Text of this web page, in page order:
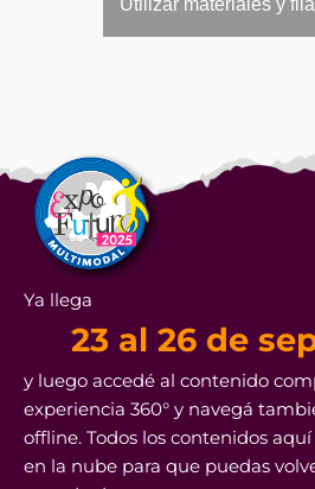
Ya llega
23 al 26 de
y luego accedé al contenido
experiencia 360° y navegá
offline. Todos los contenidos
en la nube para que puedas